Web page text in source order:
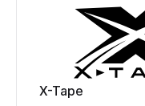
X-Tape